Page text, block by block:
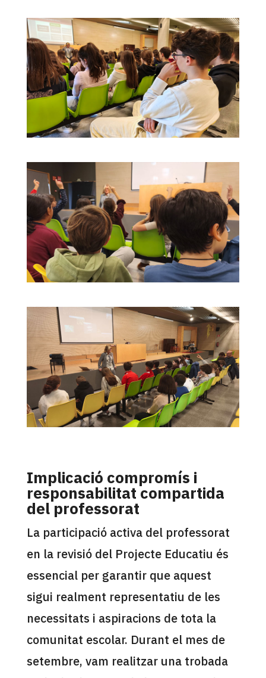
Implicació compromís i
responsabilitat compartida
del professorat
La participació activa del professorat
en la revisió del Projecte Educatiu és
essencial per garantir que aquest
sigui realment representatiu de les
necessitats i aspiracions de tota la
comunitat escolar. Durant el mes de
setembre, vam realitzar una trobada